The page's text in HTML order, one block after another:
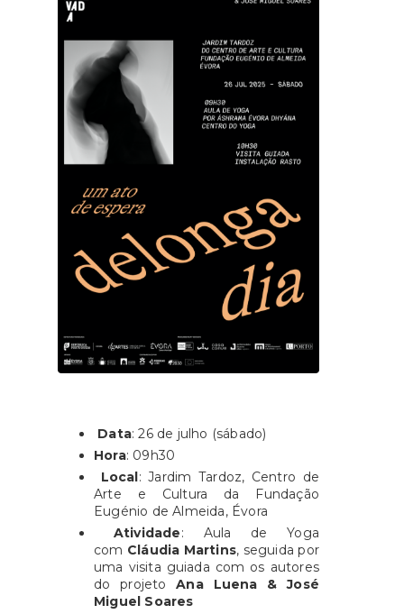
Data: 26 de julho (sábado)
Hora: 09h30
Local: Jardim Tardoz, Centro de
Arte e Cultura da Fundação
Eugénio de Almeida, Évora
Atividade: Aula de Yoga
com Cláudia Martins, seguida por
uma visita guiada com os autores
do projetoAna Luena & José
Miguel Soares